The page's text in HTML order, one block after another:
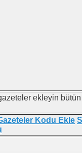
ekleyin
Kodu Ekle